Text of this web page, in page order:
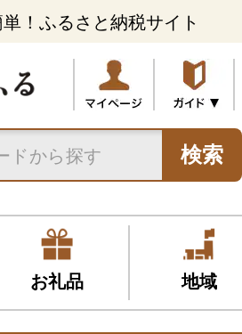
！ふるさと納税サイト
検索
お礼品 地域